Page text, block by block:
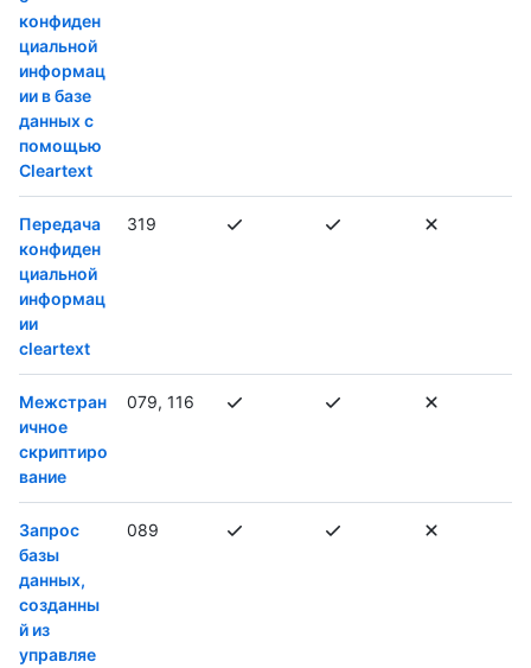
конфиден
циальной
информац
ии в базе
данных с
помощью
Cleartext
Передача
конфиден
циальной
информац
ии
cleartext
319
Межстран
ичное
скриптиро
вание
079, 116
Запрос
базы
данных,
созданны
й из
управляе
089